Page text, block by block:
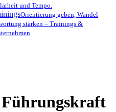
und Tempo.
Orientierung geben, Wandel
stärken – Trainings &